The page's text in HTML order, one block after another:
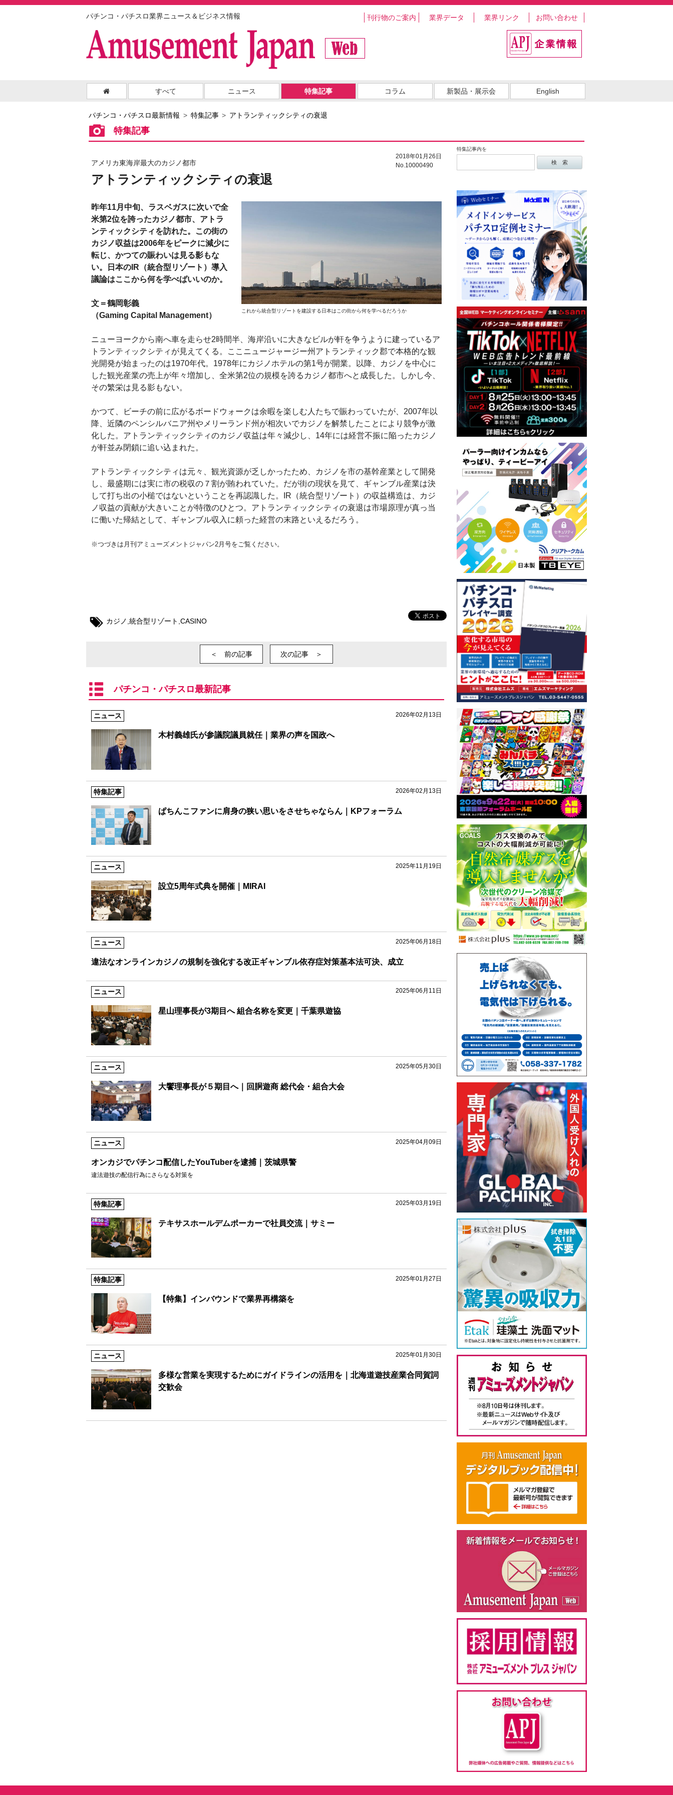
パチンコ・パチスロ業界ニュース＆ビジネス情報 刊行物のご案内 業界データ 業界リンク お問い合わせ
すべて ニュース 特集記事 コラム 新製品・展示会 English
パチンコ・パチスロ最新情報 特集記事 アトランティックシティの衰退
特集記事
特集記事内を
2018年01月26日
No.10000490
アメリカ東海岸最大のカジノ都市
アトランティックシティの衰退
これから統合型リゾートを建設する日本はこの街から何を学べるだろうか
昨年11月中旬、ラスベガスに次いで全
米第2位を誇ったカジノ都市、アトラ
ンティックシティを訪れた。この街の
カジノ収益は2006年をピークに減少に
転じ、かつての賑わいは見る影もな
い。日本のIR（統合型リゾート）導入
議論はここから何を学べばいいのか。
文＝鶴岡彰義
（Gaming Capital Management）
ニューヨークから南へ車を走らせ2時間半、海岸沿いに大きなビルが軒を争うように建っているア
トランティックシティが見えてくる。ここニュージャージー州アトランティック郡で本格的な観
光開発が始まったのは1970年代。1978年にカジノホテルの第1号が開業。以降、カジノを中心に
した観光産業の売上が年々増加し、全米第2位の規模を誇るカジノ都市へと成長した。しかし今、
その繁栄は見る影もない。
かつて、ビーチの前に広がるボードウォークは余暇を楽しむ人たちで賑わっていたが、2007年以
降、近隣のペンシルバニア州やメリーランド州が相次いでカジノを解禁したことにより競争が激
化した。アトランティックシティのカジノ収益は年々減少し、14年には経営不振に陥ったカジノ
が軒並み閉鎖に追い込まれた。
アトランティックシティは元々、観光資源が乏しかったため、カジノを市の基幹産業として開発
し、最盛期には実に市の税収の７割が賄われていた。だが街の現状を見て、ギャンブル産業は決
して打ち出の小槌ではないということを再認識した。IR（統合型リゾート）の収益構造は、カジ
ノ収益の貢献が大きいことが特徴のひとつ。アトランティックシティの衰退は市場原理が真っ当
に働いた帰結として、ギャンブル収入に頼った経営の末路といえるだろう。
※つづきは月刊アミューズメントジャパン2月号をご覧ください。
カジノ ,統合型リゾート ,CASINO
＜ 前の記事 次の記事 ＞
パチンコ・パチスロ最新記事
2026年02月13日
ニュース
木村義雄氏が参議院議員就任｜業界の声を国政へ
2026年02月13日
特集記事
ぱちんこファンに肩身の狭い思いをさせちゃならん｜KPフォーラム
2025年11月19日
ニュース
設立5周年式典を開催｜MIRAI
2025年06月18日
ニュース
違法なオンラインカジノの規制を強化する改正ギャンブル依存症対策基本法可決、成立
2025年06月11日
ニュース
星山理事長が3期目へ 組合名称を変更｜千葉県遊協
2025年05月30日
ニュース
大饗理事長が５期目へ｜回胴遊商 総代会・組合大会
2025年04月09日
ニュース
オンカジでパチンコ配信したYouTuberを逮捕｜茨城県警
違法遊技の配信行為にさらなる対策を
2025年03月19日
特集記事
テキサスホールデムポーカーで社員交流｜サミー
2025年01月27日
特集記事
【特集】インバウンドで業界再構築を
2025年01月30日
ニュース
多様な営業を実現するためにガイドラインの活用を｜北海道遊技産業合同賀詞
交歓会